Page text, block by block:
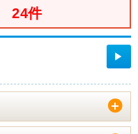
24件
▶